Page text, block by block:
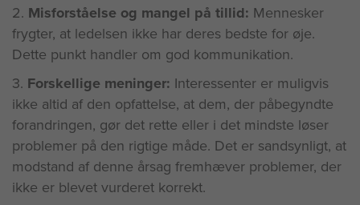
2. Misforståelse og mangel på tillid: Mennesker
frygter, at ledelsen ikke har deres bedste for øje.
Dette punkt handler om god kommunikation.
3. Forskellige meninger: Interessenter er muligvis
ikke altid af den opfattelse, at dem, der påbegyndte
forandringen, gør det rette eller i det mindste løser
problemer på den rigtige måde. Det er sandsynligt, at
modstand af denne årsag fremhæver problemer, der
ikke er blevet vurderet korrekt.